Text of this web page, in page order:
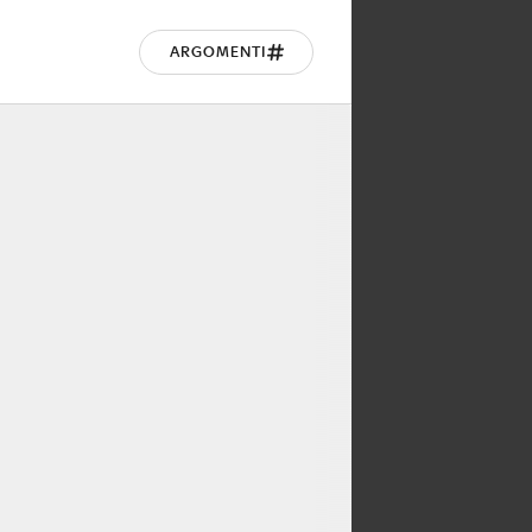
ARGOMENTI